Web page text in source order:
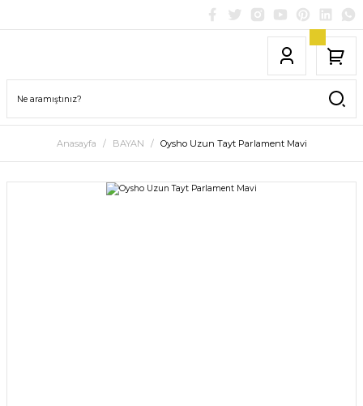
Anasayfa BAYAN Oysho Uzun Tayt Parlament Mavi